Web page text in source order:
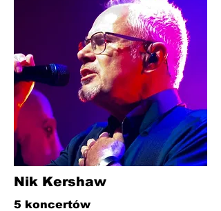
Nik Kershaw
5 koncertów